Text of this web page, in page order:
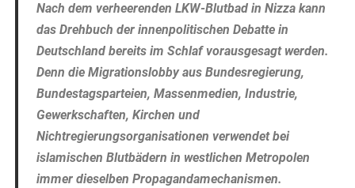
Nach dem verheerenden LKW-Blutbad in Nizza kann
das Drehbuch der innenpolitischen Debatte in
Deutschland bereits im Schlaf vorausgesagt werden.
Denn die Migrationslobby aus Bundesregierung,
Bundestagsparteien, Massenmedien, Industrie,
Gewerkschaften, Kirchen und
Nichtregierungsorganisationen verwendet bei
islamischen Blutbädern in westlichen Metropolen
immer dieselben Propagandamechanismen.